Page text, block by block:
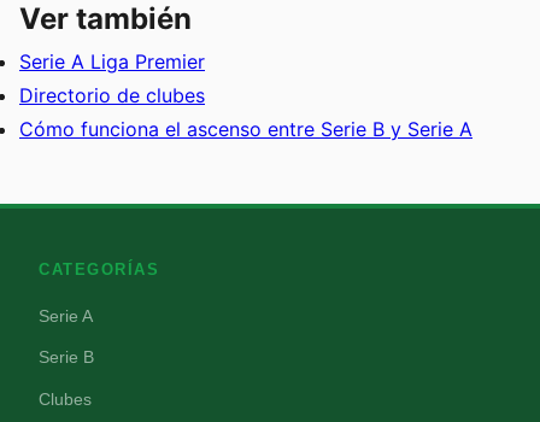
Ver también
Serie A Liga Premier
Directorio de clubes
Cómo funciona el ascenso entre Serie B y Serie A
CATEGORÍAS
Serie A
Serie B
Clubes